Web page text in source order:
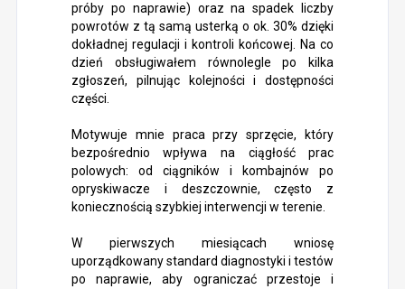
próby po naprawie) oraz na spadek liczby
powrotów z tą samą usterką o ok. 30% dzięki
dokładnej regulacji i kontroli końcowej. Na co
dzień obsługiwałem równolegle po kilka
zgłoszeń, pilnując kolejności i dostępności
części.
Motywuje mnie praca przy sprzęcie, który
bezpośrednio wpływa na ciągłość prac
polowych: od ciągników i kombajnów po
opryskiwacze i deszczownie, często z
koniecznością szybkiej interwencji w terenie.
W pierwszych miesiącach wniosę
uporządkowany standard diagnostyki i testów
po naprawie, aby ograniczać przestoje i